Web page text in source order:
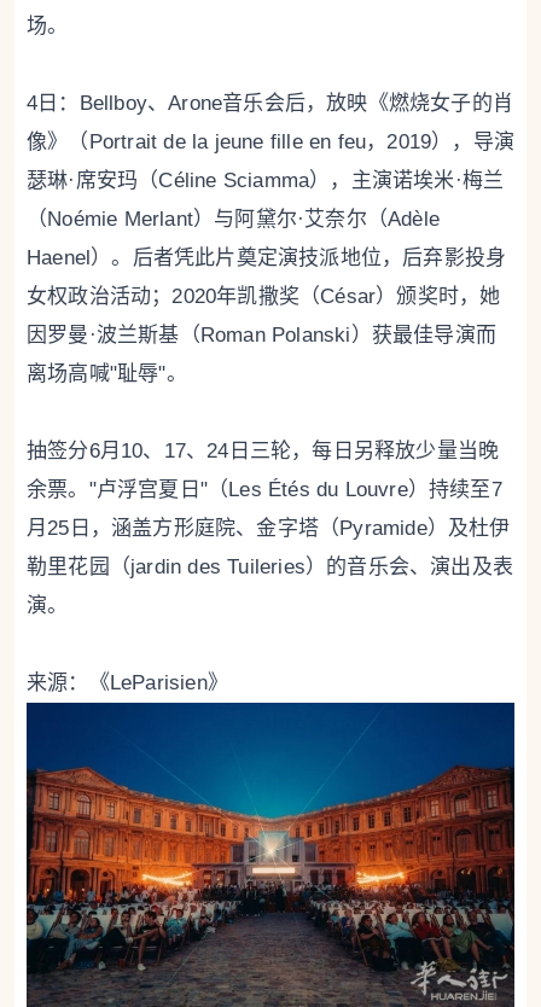
场。
4日：Bellboy、Arone音乐会后，放映《燃烧女子的肖
像》（Portrait de la jeune fille en feu，2019），导演
瑟琳·席安玛（Céline Sciamma），主演诺埃米·梅兰
（Noémie Merlant）与阿黛尔·艾奈尔（Adèle
Haenel）。后者凭此片奠定演技派地位，后弃影投身
女权政治活动；2020年凯撒奖（César）颁奖时，她
因罗曼·波兰斯基（Roman Polanski）获最佳导演而
离场高喊"耻辱"。
抽签分6月10、17、24日三轮，每日另释放少量当晚
余票。"卢浮宫夏日"（Les Étés du Louvre）持续至7
月25日，涵盖方形庭院、金字塔（Pyramide）及杜伊
勒里花园（jardin des Tuileries）的音乐会、演出及表
演。
来源：《LeParisien》